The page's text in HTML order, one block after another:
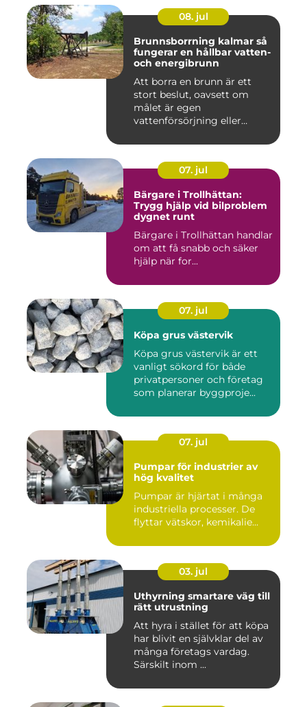
08. jul
Brunnsborrning kalmar så
fungerar en hållbar vatten-
och energibrunn
Att borra en brunn är ett
stort beslut, oavsett om
målet är egen
vattenförsörjning eller
07. jul
Bärgare i Trollhättan:
Trygg hjälp vid bilproblem
dygnet runt
Bärgare i Trollhättan handlar
om att få snabb och säker
hjälp när for...
07. jul
Köpa grus västervik
Köpa grus västervik är ett
vanligt sökord för både
privatpersoner och företag
som planerar byggproje...
07. jul
Pumpar för industrier av
hög kvalitet
Pumpar är hjärtat i många
industriella processer. De
flyttar vätskor, kemikalie...
03. jul
Uthyrning smartare väg till
rätt utrustning
Att hyra i stället för att köpa
har blivit en självklar del av
många företags vardag.
Särskilt inom ...